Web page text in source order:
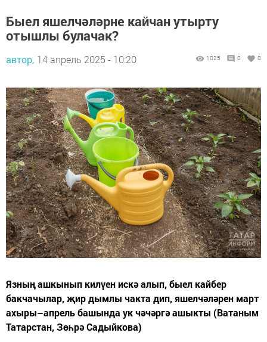
Быел яшелчәләрне кайчан утырту
отышлы булачак?
автор, 14 апрель 2025 - 10:20 1025 0 0
Язның ашкынып килүен искә алып, быел кайбер
бакчачылар, җир дымлы чакта дип, яшелчәләрен март
ахыры–апрель башында ук чәчәргә ашыкты (Ватаным
Татарстан, Зөһрә Садыйкова)